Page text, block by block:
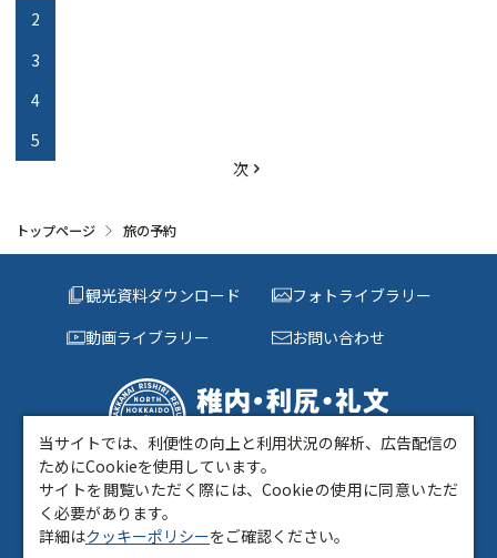
トップページ 旅の予約
2
3
4
5
次
観光資料ダウンロード
フォトライブラリー
動画ライブラリー
お問い合わせ
〒097-0022 稚内市中央3丁目6－1 キタカラ1階
TEL:0162-73-0014 FAX:0162-24-0016
きた・北海道DMO について 当サイトについて
当サイトでは、利便性の向上と利用状況の解析、広告配信の
ためにCookieを使用しています。
サイトを閲覧いただく際には、Cookieの使用に同意いただ
く必要があります。
詳細はクッキーポリシーをご確認ください。